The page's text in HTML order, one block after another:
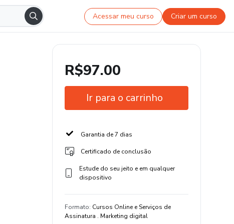
Acessar meu curso Criar um curso
R$97.00
Ir para o carrinho
Garantia de 7 dias
Certificado de conclusão
Estude do seu jeito e em qualquer
dispositivo
Formato: Cursos Online e Serviços de
Assinatura . Marketing digital